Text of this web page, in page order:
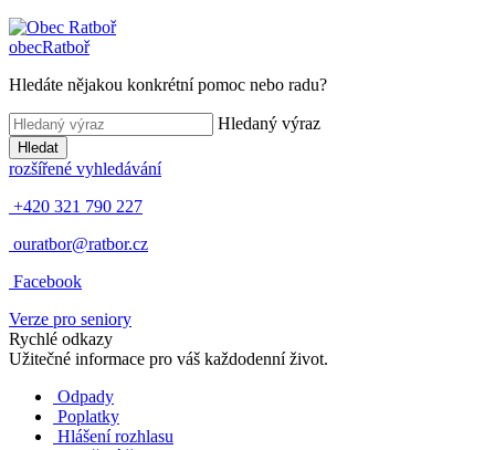
obecRatboř
Hledáte nějakou konkrétní pomoc nebo radu?
Hledaný výraz
Hledat
rozšířené vyhledávání
+420 321 790 227
ouratbor@ratbor.cz
Facebook
Verze pro seniory
Rychlé odkazy
Užitečné informace pro váš každodenní život.
Odpady
Poplatky
Hlášení rozhlasu